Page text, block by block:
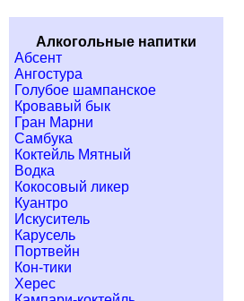
Алкогольные напитки
Абсент
Ангостура
Голубое шампанское
Кровавый бык
Гран Марни
Самбука
Коктейль Мятный
Водка
Кокосовый ликер
Куантро
Искуситель
Карусель
Портвейн
Кон-тики
Херес